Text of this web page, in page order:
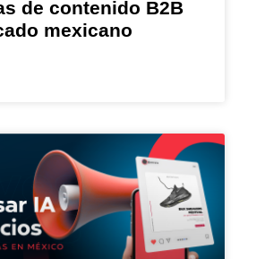
de contenido B2B
mexicano